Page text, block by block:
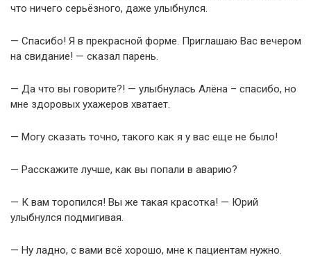
что ничего серьёзного, даже улыбнулся.
— Спасибо! Я в прекрасной форме. Приглашаю Вас вечером
на свидание! — сказал парень.
— Да что вы говорите?! — улыбнулась Алёна – спасибо, но
мне здоровых ухажеров хватает.
— Могу сказать точно, такого как я у вас еще не было!
— Расскажите лучше, как вы попали в аварию?
— К вам торопился! Вы же такая красотка! — Юрий
улыбнулся подмигивая.
— Ну ладно, с вами всё хорошо, мне к пациентам нужно.